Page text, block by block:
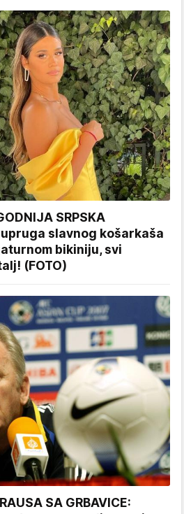
SRPSKA
slavnog košarkaša
bikiniju, svi
(FOTO)
SA GRBAVICE: